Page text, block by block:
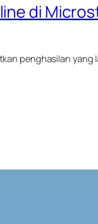
di
penghasilan